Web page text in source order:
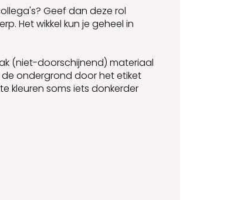
Geef dan deze rol
Het wikkel kun je geheel in
(niet-doorschijnend) materiaal
ondergrond door het etiket
kleuren soms iets donkerder